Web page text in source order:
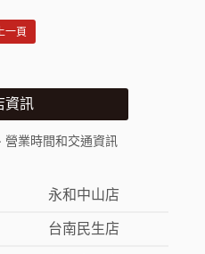
一頁
資訊
業時間和交通資訊
永和中山店
台南民生店